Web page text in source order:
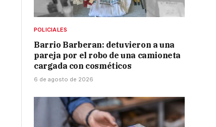
POLICIALES
Barrio Barberan: detuvieron a una
pareja por el robo de una camioneta
cargada con cosméticos
6 de agosto de 2026